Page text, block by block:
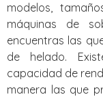
modelos,
máquinas de
encuentras las
de helado.
capacidad de
manera las que